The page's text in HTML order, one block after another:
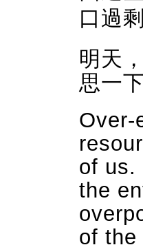
口過
明天，
思一
Over-
of us.
the
of the